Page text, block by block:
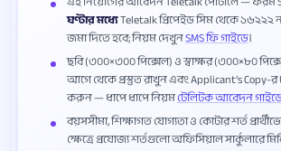
ঘণ্টার মধ্যেTeletalk প্রিপেইড সিম থেকে ১৬২২২
জমা দিতে হবে; নিয়ম দেখুনSMS ফি গাইডে।
ছবি (৩০০×৩০০ পিক্সেল) ও স্বাক্ষর (৩০০×৮০
আগে থেকে প্রস্তুত রাখুন এবং Applicant’s Copy-
করুন — ধাপে ধাপে নিয়মটেলিটক আবেদন
বয়সসীমা, শিক্ষাগত যোগ্যতা ও কোটার শর্ত
ক্ষেত্রে প্রযোজ্য শর্তগুলো অফিসিয়াল সার্কুলারে